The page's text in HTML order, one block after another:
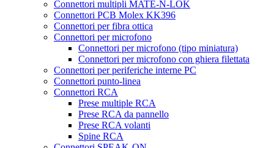
Connettori multipli MATE-N-LOK
Connettori PCB Molex KK396
Connettori per fibra ottica
Connettori per microfono
Connettori per microfono (tipo miniatura)
Connettori per microfono con ghiera filettata
Connettori per periferiche interne PC
Connettori punto-linea
Connettori RCA
Prese multiple RCA
Prese RCA da pannello
Prese RCA volanti
Spine RCA